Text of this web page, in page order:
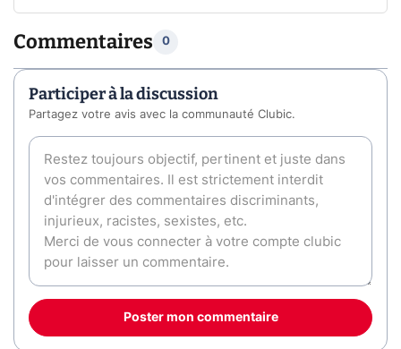
Commentaires 0
Participer à la discussion
Partagez votre avis avec la communauté Clubic.
Poster mon commentaire